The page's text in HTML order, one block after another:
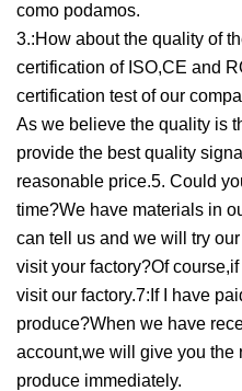
como podamos.
3.:How about the quality of
certification of ISO,CE and
certification test of our
As we believe the quality is
provide the best quality
reasonable price.5. Could
time?We have materials in
can tell us and we will try our
visit your factory?Of
visit our factory.7:If I have
produce?When we have
account,we will give you the
produce immediately.